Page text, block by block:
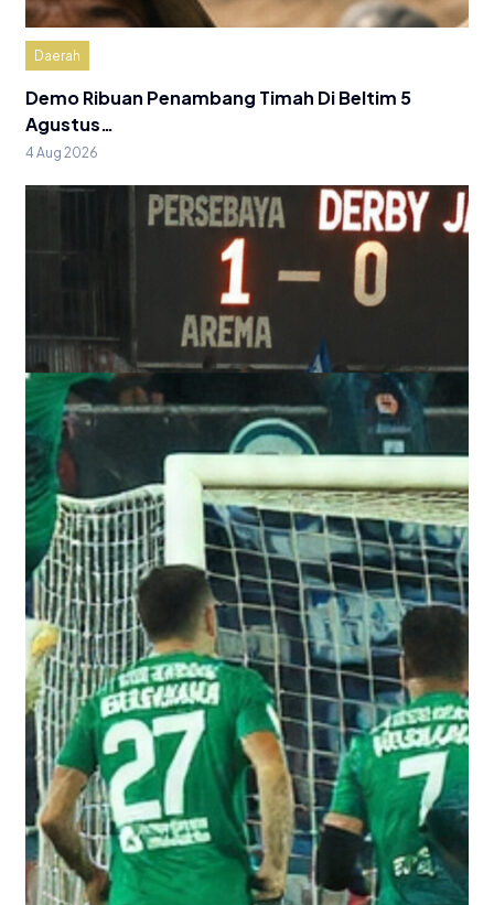
Daerah
Demo Ribuan Penambang Timah Di Beltim 5
Agustus…
4 Aug 2026